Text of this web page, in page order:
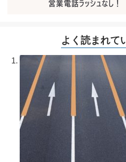
よく読まれて